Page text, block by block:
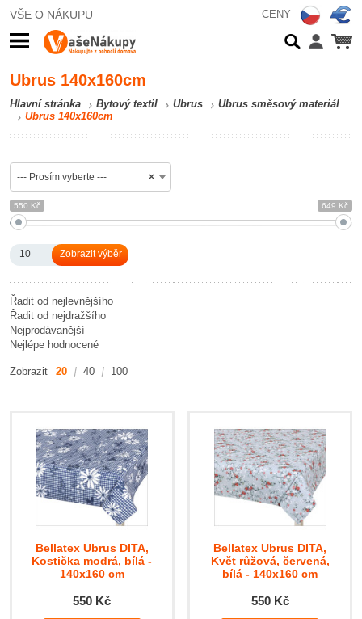
VŠE O NÁKUPU CENY
Ubrus 140x160cm
Hlavní stránka Bytový textil Ubrus
Ubrus směsový materiál
Ubrus 140x160cm
×
--- Prosím vyberte ---
550 Kč 649 Kč
10
Řadit od nejlevnějšího
Řadit od nejdražšího
Nejprodávanější
Nejlépe hodnocené
Zobrazit 20 40 100
Bellatex Ubrus DITA,
Kostička modrá, bílá -
140x160 cm
550 Kč
Bellatex Ubrus DITA,
Květ růžová, červená,
bílá - 140x160 cm
550 Kč